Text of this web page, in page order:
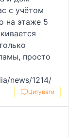
с учётом
на этаже 5
просто
news/1214/
Цитувати